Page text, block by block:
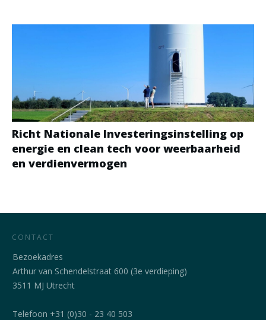
Richt Nationale Investeringsinstelling op
energie en clean tech voor weerbaarheid
en verdienvermogen
CONTACT
Bezoekadres
Arthur van Schendelstraat 600 (3e verdieping)
3511 MJ Utrecht
Telefoon +31 (0)30 - 23 40 503